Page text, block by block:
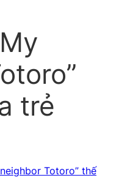
trẻ
Totoro” thế